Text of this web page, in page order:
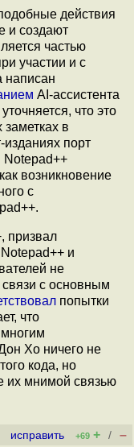
действия
и создают
частью
участии и с
написан
AI-ассистента
что это
заметках в
изданиях порт
Notepad++
возникновение
с
призвал
и
не
с основным
попытки
что
Хо ничего не
кода, но
их мнимой связью
исправить +69 + / –